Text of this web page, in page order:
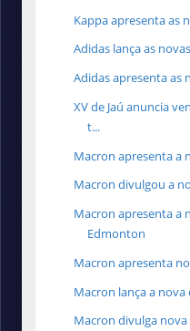
Kappa apresenta as
Adidas lança as
Adidas apresenta as
XV de Jaú anuncia
t...
Macron apresenta a
Macron divulgou a
Macron apresenta a
Edmonton
Macron apresenta
Macron lança a nova
Macron divulga